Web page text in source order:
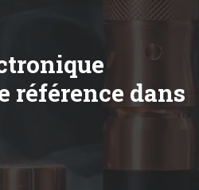
référence dans